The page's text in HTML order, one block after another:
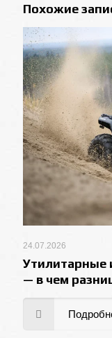
Похожие
24.07.2026
Утилитарные
— в чем